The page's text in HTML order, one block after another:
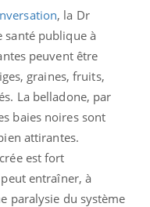
, la Dr
santé publique à
peuvent être
graines, fruits,
La belladone, par
baies noires sont
attirantes.
est fort
entraîner, à
paralysie du système